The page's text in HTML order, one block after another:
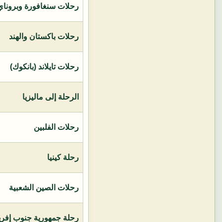
رحلات سنغافورة
رحلات باكستان والهند
رحلات تايلاند (بانكوك)
الرحلة إلى ماليزيا
رحلات الفلبين
رحلة كينيا
رحلات الصين الشعبية
رحلة جمهورية جنوب